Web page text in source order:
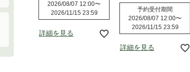
2026/08/07 12:00〜
2026/11/15 23:59
詳細を見る
予約受付期間
2026/08/07 12:00〜
2026/11/15 23:59
詳細を見る